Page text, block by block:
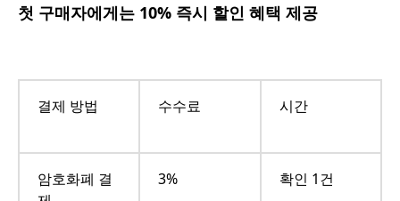
첫 구매자에게는 10% 즉시 할인 혜택 제공
결제 방법 수수료 시간
암호화폐 결
3% 확인 1건